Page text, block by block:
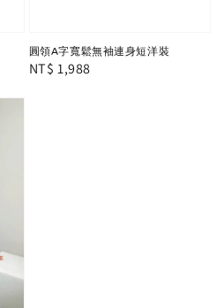
圓領A字寬鬆無袖連身短洋裝
Regular
NT$ 1,988